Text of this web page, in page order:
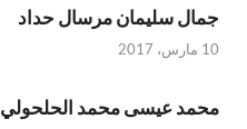
جمال سليمان مرسال حداد
10 مارس، 2017
محمد عيسى محمد الحلحولي